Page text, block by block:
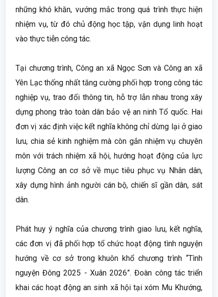
những khó khăn, vướng mắc trong quá trình thực hiện
nhiệm vụ, từ đó chủ động học tập, vận dụng linh hoạt
vào thực tiễn công tác.
Tại chương trình, Công an xã Ngọc Sơn và Công an xã
Yên Lạc thống nhất tăng cường phối hợp trong công tác
nghiệp vụ, trao đổi thông tin, hỗ trợ lẫn nhau trong xây
dựng phong trào toàn dân bảo vệ an ninh Tổ quốc. Hai
đơn vị xác định việc kết nghĩa không chỉ dừng lại ở giao
lưu, chia sẻ kinh nghiệm mà còn gắn nhiệm vụ chuyên
môn với trách nhiệm xã hội, hướng hoạt động của lực
lượng Công an cơ sở về mục tiêu phục vụ Nhân dân,
xây dựng hình ảnh người cán bộ, chiến sĩ gần dân, sát
dân.
Phát huy ý nghĩa của chương trình giao lưu, kết nghĩa,
các đơn vị đã phối hợp tổ chức hoạt động tình nguyện
hướng về cơ sở trong khuôn khổ chương trình “Tình
nguyện Đông 2025 - Xuân 2026”. Đoàn công tác triển
khai các hoạt động an sinh xã hội tại xóm Mu Khướng,